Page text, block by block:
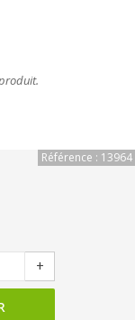
Référence : 13964
+